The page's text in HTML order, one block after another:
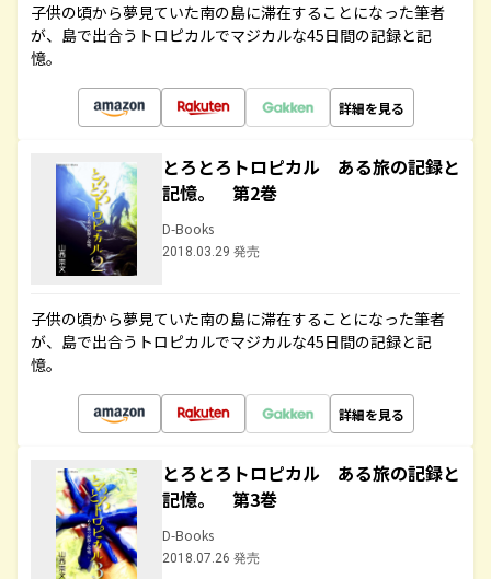
子供の頃から夢見ていた南の島に滞在することになった筆者
が、島で出合うトロピカルでマジカルな45日間の記録と記
憶。
詳細を見る
とろとろトロピカル ある旅の記録と
記憶。 第2巻
D-Books
2018.03.29 発売
子供の頃から夢見ていた南の島に滞在することになった筆者
が、島で出合うトロピカルでマジカルな45日間の記録と記
憶。
詳細を見る
とろとろトロピカル ある旅の記録と
記憶。 第3巻
D-Books
2018.07.26 発売